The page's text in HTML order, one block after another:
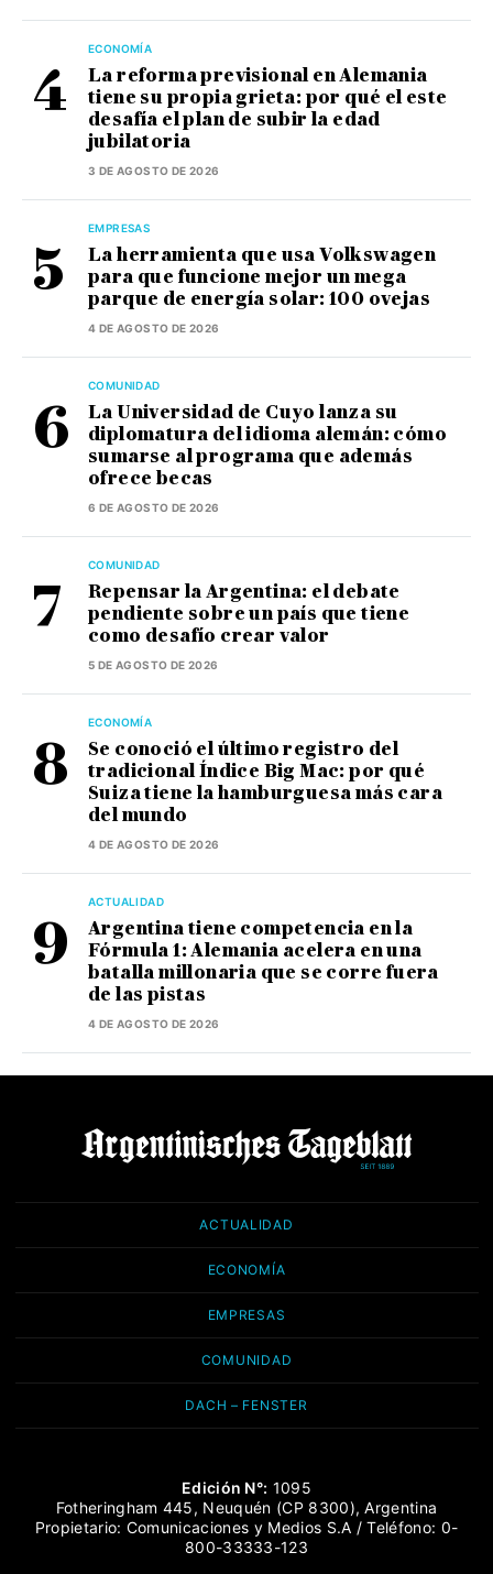
ECONOMÍA
La reforma previsional en Alemania
tiene su propia grieta: por qué el este
desafía el plan de subir la edad
jubilatoria
3 DE AGOSTO DE 2026
EMPRESAS
La herramienta que usa Volkswagen
para que funcione mejor un mega
parque de energía solar: 100 ovejas
4 DE AGOSTO DE 2026
COMUNIDAD
La Universidad de Cuyo lanza su
diplomatura del idioma alemán: cómo
sumarse al programa que además
ofrece becas
6 DE AGOSTO DE 2026
COMUNIDAD
Repensar la Argentina: el debate
pendiente sobre un país que tiene
como desafío crear valor
5 DE AGOSTO DE 2026
ECONOMÍA
Se conoció el último registro del
tradicional Índice Big Mac: por qué
Suiza tiene la hamburguesa más cara
del mundo
4 DE AGOSTO DE 2026
ACTUALIDAD
Argentina tiene competencia en la
Fórmula 1: Alemania acelera en una
batalla millonaria que se corre fuera
de las pistas
4 DE AGOSTO DE 2026
ACTUALIDAD
ECONOMÍA
EMPRESAS
COMUNIDAD
DACH – FENSTER
Edición N°: 1095
Fotheringham 445, Neuquén (CP 8300), Argentina
Propietario: Comunicaciones y Medios S.A / Teléfono: 0-
800-33333-123